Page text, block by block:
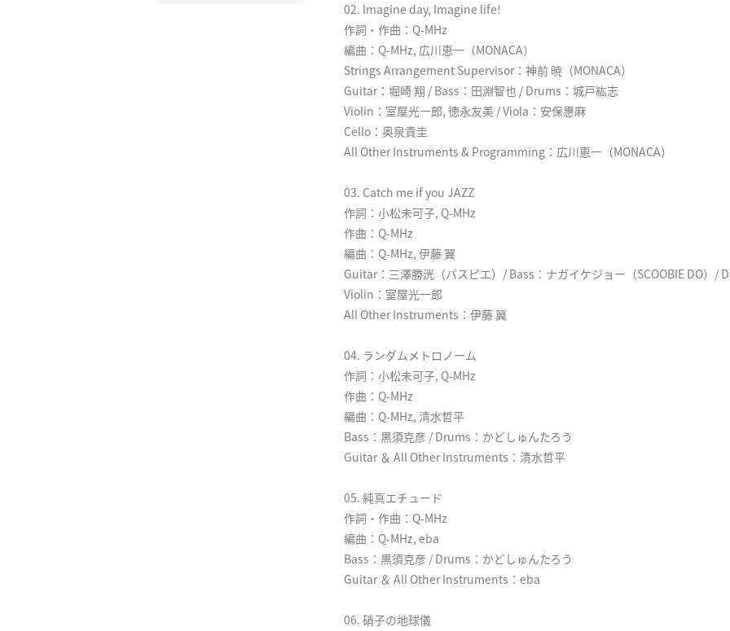
02. Imagine day, Imagine life!
作詞・作曲：Q-MHz
編曲：Q-MHz, 広川恵一（MONACA）
Strings Arrangement Supervisor：神前 暁（MONACA）
Guitar：堀崎 翔 / Bass：田淵智也 / Drums：城戸紘志
Violin：室屋光一郎, 徳永友美 / Viola：安保惠麻
Cello：奥泉貴圭
All Other Instruments & Programming：広川恵一（MONACA）
03. Catch me if you JAZZ
作詞：小松未可子, Q-MHz
作曲：Q-MHz
編曲：Q-MHz, 伊藤 翼
Guitar：三澤勝洸（パスピエ）/ Bass：ナガイケジョー（SCOOBIE DO）/
Violin：室屋光一郎
All Other Instruments：伊藤 翼
04. ランダムメトロノーム
作詞：小松未可子, Q-MHz
作曲：Q-MHz
編曲：Q-MHz, 清水哲平
Bass：黒須克彦 / Drums：かどしゅんたろう
Guitar ＆ All Other Instruments：清水哲平
05. 純真エチュード
作詞・作曲：Q-MHz
編曲：Q-MHz, eba
Bass：黒須克彦 / Drums：かどしゅんたろう
Guitar ＆ All Other Instruments：eba
06. 硝子の地球儀